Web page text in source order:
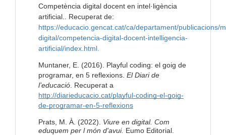
Competència digital docent en intel·ligència
artificial.. Recuperat de:
https://educacio.gencat.cat/ca/departament/publicacions/
digital/competencia-digital-docent-intelligencia-
artificial/index.html.
Muntaner, E. (2016). Playful coding: el goig de
programar, en 5 reflexions. El Diari de
l’educació. Recuperat a
http://diarieducacio.cat/playful-coding-el-goig-
de-programar-en-5-reflexions
Prats, M. À. (2022). Viure en digital. Com
eduquem per l món d'avui. Eumo Editorial.